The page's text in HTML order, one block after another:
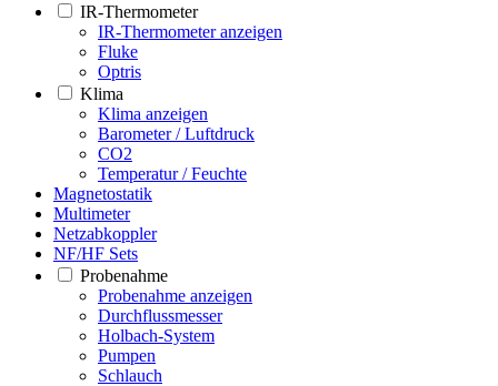
IR-Thermometer
IR-Thermometer anzeigen
Fluke
Optris
Klima
Klima anzeigen
Barometer / Luftdruck
CO2
Temperatur / Feuchte
Magnetostatik
Multimeter
Netzabkoppler
NF/HF Sets
Probenahme
Probenahme anzeigen
Durchflussmesser
Holbach-System
Pumpen
Schlauch